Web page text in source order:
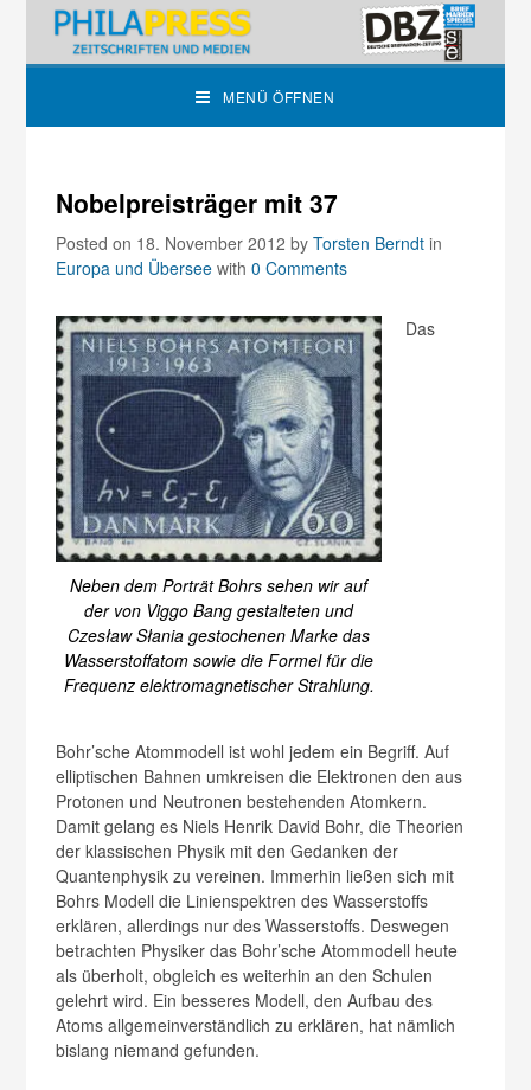
MENÜ ÖFFNEN
Nobelpreisträger mit 37
Posted on 18. November 2012byTorsten Berndt in
Europa und Übersee with0 Comments
Neben dem Porträt Bohrs sehen wir auf
der von Viggo Bang gestalteten und
Czesław Słania gestochenen Marke das
Wasserstoffatom sowie die Formel für die
Frequenz elektromagnetischer Strahlung.
Das
Bohr’sche Atommodell ist wohl jedem ein Begriff. Auf
elliptischen Bahnen umkreisen die Elektronen den aus
Protonen und Neutronen bestehenden Atomkern.
Damit gelang es Niels Henrik David Bohr, die Theorien
der klassischen Physik mit den Gedanken der
Quantenphysik zu vereinen. Immerhin ließen sich mit
Bohrs Modell die Linienspektren des Wasserstoffs
erklären, allerdings nur des Wasserstoffs. Deswegen
betrachten Physiker das Bohr’sche Atommodell heute
als überholt, obgleich es weiterhin an den Schulen
gelehrt wird. Ein besseres Modell, den Aufbau des
Atoms allgemeinverständlich zu erklären, hat nämlich
bislang niemand gefunden.